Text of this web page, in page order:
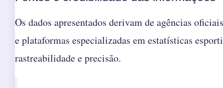
Os dados apresentados derivam de agências
e plataformas especializadas em estatísticas
rastreabilidade e precisão.